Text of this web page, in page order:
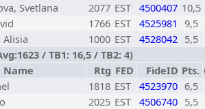
Svetlana 2077 EST 4500407 10,5
1766 EST 4525981 9,5
Alisia 1000 EST 4528042 5,5
/ TB1: 16,5 / TB2: 4)
Name Rtg FED FideID Pts.
1818 EST 4523970 6,5
2025 EST 4506740 5,5